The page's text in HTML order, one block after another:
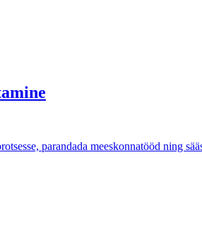
parandada meeskonnatööd ning